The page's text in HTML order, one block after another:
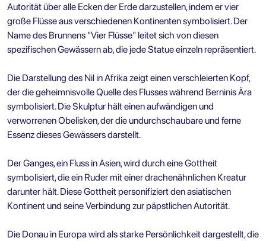
Autorität über alle Ecken der Erde darzustellen, indem er vier
große Flüsse aus verschiedenen Kontinenten symbolisiert. Der
Name des Brunnens "Vier Flüsse" leitet sich von diesen
spezifischen Gewässern ab, die jede Statue einzeln repräsentiert.
Die Darstellung des Nil in Afrika zeigt einen verschleierten Kopf,
der die geheimnisvolle Quelle des Flusses während Berninis Ära
symbolisiert. Die Skulptur hält einen aufwändigen und
verworrenen Obelisken, der die undurchschaubare und ferne
Essenz dieses Gewässers darstellt.
Der Ganges, ein Fluss in Asien, wird durch eine Gottheit
symbolisiert, die ein Ruder mit einer drachenähnlichen Kreatur
darunter hält. Diese Gottheit personifiziert den asiatischen
Kontinent und seine Verbindung zur päpstlichen Autorität.
Die Donau in Europa wird als starke Persönlichkeit dargestellt, die